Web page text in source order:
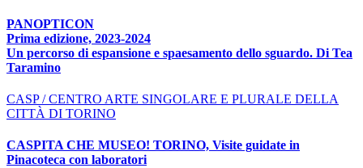
PANOPTICON
Prima edizione, 2023-2024
Un percorso di espansione e spaesamento dello sguardo. Di Tea
Taramino
CASP / CENTRO ARTE SINGOLARE E PLURALE DELLA
CITTÀ DI TORINO
CASPITA CHE MUSEO! TORINO, Visite guidate in
Pinacoteca con laboratori